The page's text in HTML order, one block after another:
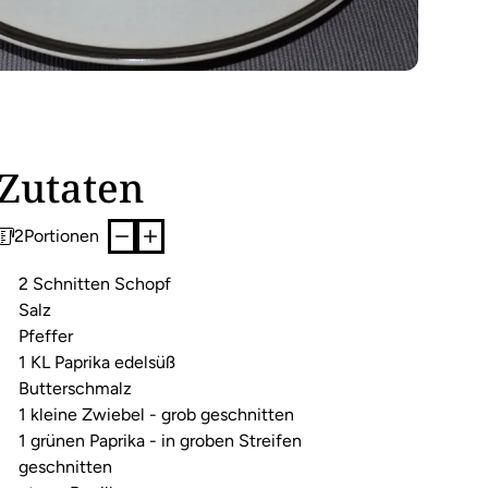
2Portionen
2 Schnitten Schopf
Salz
Pfeffer
1 KL Paprika edelsüß
Butterschmalz
1 kleine Zwiebel - grob geschnitten
1 grünen Paprika - in groben Streifen
geschnitten